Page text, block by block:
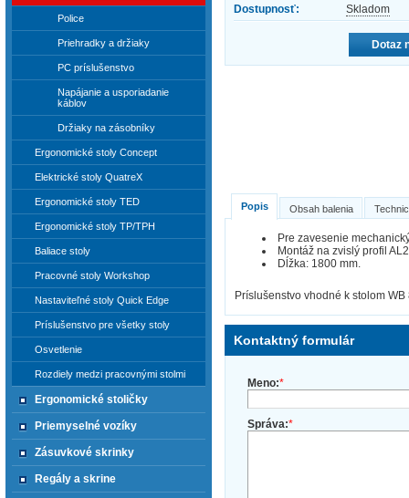
Dostupnosť:
Skladom
Dotaz
Popis Obsah balenia
Pre zavesenie
Montáž na zvislý profil
Dĺžka: 1800 mm.
Príslušenstvo vhodné k stolom WB
Kontaktný formulár
Meno:*
Správa:*
Police
Priehradky a držiaky
PC príslušenstvo
Napájanie a usporiadanie
káblov
Držiaky na zásobníky
Ergonomické stoly Concept
Elektrické stoly QuatreX
Ergonomické stoly TED
Ergonomické stoly TP/TPH
Baliace stoly
Pracovné stoly Workshop
Nastaviteľné stoly Quick Edge
Príslušenstvo pre všetky stoly
Osvetlenie
Rozdiely medzi pracovnými stolmi
Ergonomické stoličky
Priemyselné vozíky
Zásuvkové skrinky
Regály a skrine